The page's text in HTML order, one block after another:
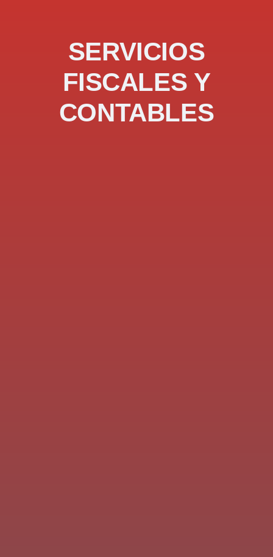
SERVICIOS
FISCALES Y
CONTABLES